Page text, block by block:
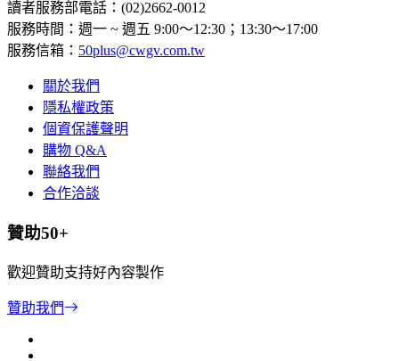
讀者服務部電話：(02)2662-0012
服務時間：週一 ~ 週五 9:00～12:30；13:30～17:00
服務信箱： 50plus@cwgv.com.tw
關於我們
隱私權政策
個資保護聲明
購物 Q&A
聯絡我們
合作洽談
贊助50+
歡迎贊助支持好內容製作
贊助我們